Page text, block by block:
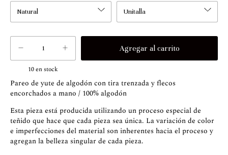
10en stock
Pareo de yute de algodón con tira trenzada y flecos
encorchados a mano / 100% algodón
Esta pieza está producida utilizando un proceso especial de
teñido que hace que cada pieza sea única. La variación de color
e imperfecciones del material son inherentes hacia el proceso y
agregan la belleza singular de cada pieza.